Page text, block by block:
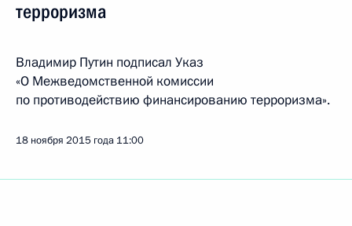
терроризма
Владимир Путин подписал Указ
«О Межведомственной комиссии
по противодействию финансированию терроризма».
18 ноября 2015 года 11:00